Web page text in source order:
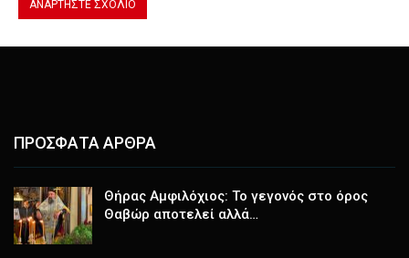
ΠΡΟΣΦΑΤΑ ΑΡΘΡΑ
Θήρας Αμφιλόχιος: Το γεγονός στο όρος
Θαβώρ αποτελεί αλλά…